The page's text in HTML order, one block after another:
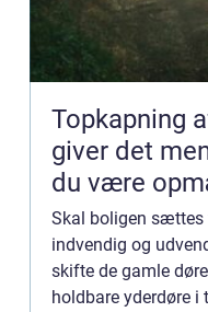
Topkapning
giver det
du være
Skal boligen
indvendig og
skifte de gamle
holdbare yderdøre